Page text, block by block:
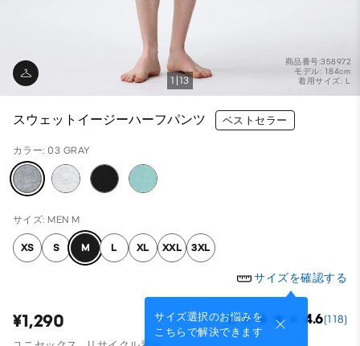
商品番号:358972
モデル: 184cm
着用サイズ: L
1 13
スウェットイージーハーフパンツ ベストセラー
カラー: 03 GRAY
サイズ: MEN M
XS S M L XL XXL 3XL
サイズを確認する
サイズ選択のお悩みを
こちらで解決できます
¥1,290 4.6(118)